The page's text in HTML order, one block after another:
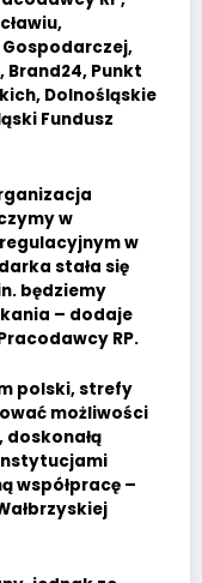
Punkt
Dolnośląskie
Fundusz
w
w
stała się
będziemy
– dodaje
RP.
polski, strefy
możliwości
współpracę –